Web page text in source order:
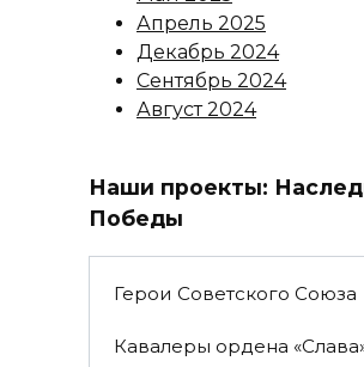
Апрель 2025
Декабрь 2024
Сентябрь 2024
Август 2024
Наши проекты:
Победы
Герои Советского Союза
Кавалеры ордена